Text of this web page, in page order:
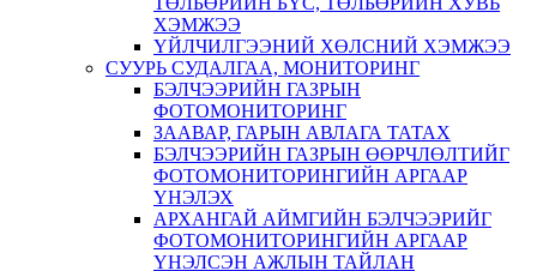
ХЭМЖЭЭ
ҮЙЛЧИЛГЭЭНИЙ ХӨЛСНИЙ ХЭМЖЭЭ
СУУРЬ СУДАЛГАА, МОНИТОРИНГ
БЭЛЧЭЭРИЙН ГАЗРЫН
ФОТОМОНИТОРИНГ
ЗААВАР, ГАРЫН АВЛАГА ТАТАХ
БЭЛЧЭЭРИЙН ГАЗРЫН ӨӨРЧЛӨЛТИЙГ
ФОТОМОНИТОРИНГИЙН АРГААР
ҮНЭЛЭХ
АРХАНГАЙ АЙМГИЙН БЭЛЧЭЭРИЙГ
ФОТОМОНИТОРИНГИЙН АРГААР
ҮНЭЛСЭН АЖЛЫН ТАЙЛАН